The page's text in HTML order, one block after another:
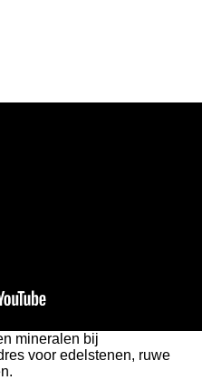
mineralen bij
voor edelstenen, ruwe